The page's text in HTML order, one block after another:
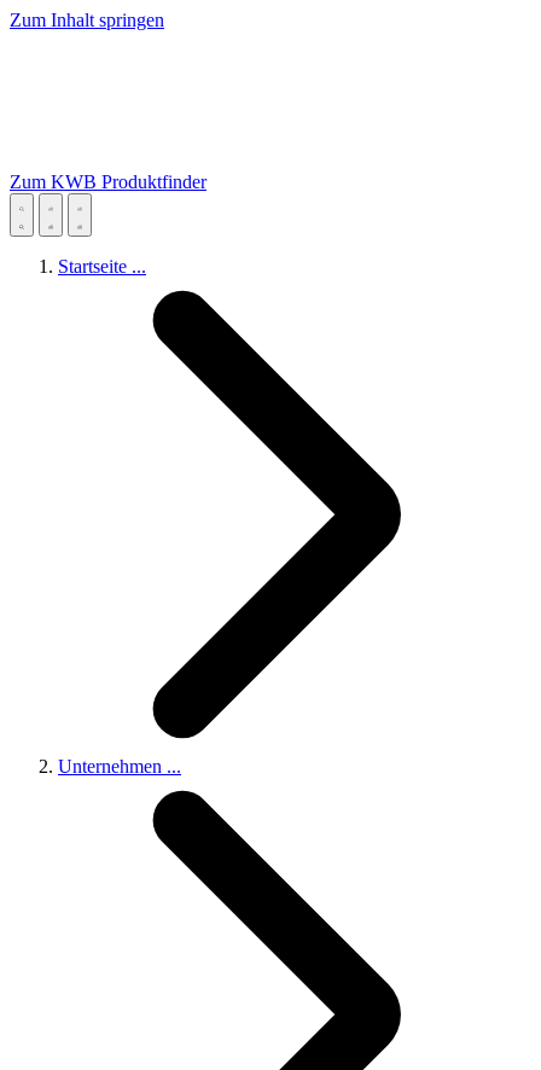
Zum Inhalt springen
Zum KWB Produktfinder
Startseite ...
Unternehmen ...